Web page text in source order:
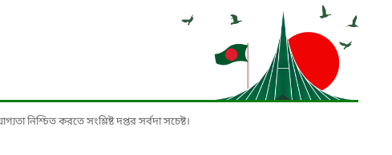
নিশ্চিত করতে সংশ্লিষ্ট দপ্তর সর্বদা সচেষ্ট।